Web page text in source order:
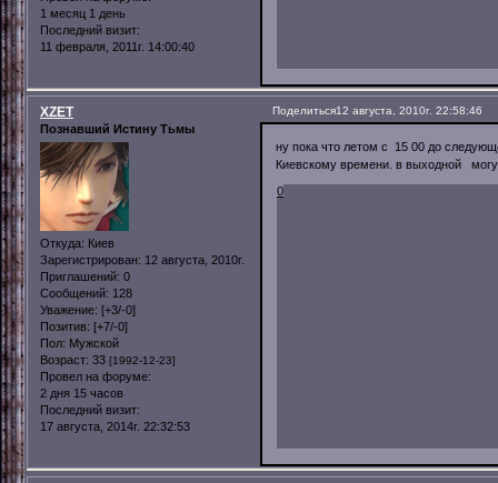
1 месяц 1 день
Последний визит:
11 февраля, 2011г. 14:00:40
Поделиться12 августа, 2010г. 22:58:46
XZET
Познавший Истину Тьмы
Откуда: Киев
Зарегистрирован: 12 августа, 2010г.
Приглашений: 0
Сообщений: 128
Уважение: [+3/-0]
Позитив: [+7/-0]
Пол: Мужской
Возраст: 33 [1992-12-23]
Провел на форуме:
2 дня 15 часов
Последний визит:
17 августа, 2014г. 22:32:53
ну пока что летом с 15 00 до
Киевскому времени. в выходной
0